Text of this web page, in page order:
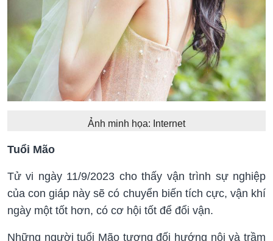
Ảnh minh họa: Internet
Tuổi Mão
Tử vi ngày 11/9/2023 cho thấy vận trình sự nghiệp
của con giáp này sẽ có chuyển biến tích cực, vận khí
ngày một tốt hơn, có cơ hội tốt để đổi vận.
Những người tuổi Mão tương đối hướng nội và trầm